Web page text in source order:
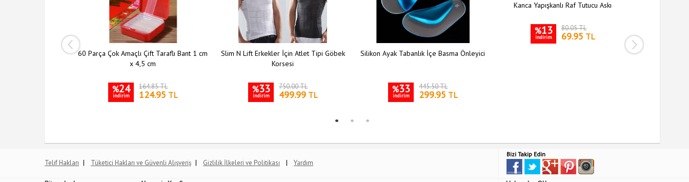
Şeffaf Askı 5 li Set
60 Parça Çok Amaçlı Çift Taraflı Bant 1 cm
x 4,5 cm
%24
indirim
164.85 TL
124.95 TL
Slim N Lift Erkekler İçin Atlet Tipi Göbek
Korsesi
%33
indirim
750.00 TL
499.99 TL
Silikon Ayak Tabanlık İçe Basma Önleyici
%33
indirim
445.50 TL
299.95 TL
Kanca Yapışkanlı Raf Tutucu Askı
%13
indirim
80.05 TL
69.95 TL
Siyah Silikon
Telif Hakları | Tüketici Hakları ve Güvenli Alışveriş | Gizlilik İlkeleri ve Politikası | Yardım
Bizi Takip Edin